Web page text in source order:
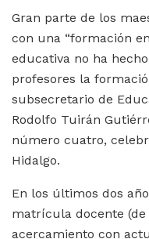
Gran parte de los
con una “formación
educativa no ha
profesores la
subsecretario de
Rodolfo Tuirán
número cuatro,
Hidalgo.
En los últimos dos
matrícula docente (de
acercamiento con